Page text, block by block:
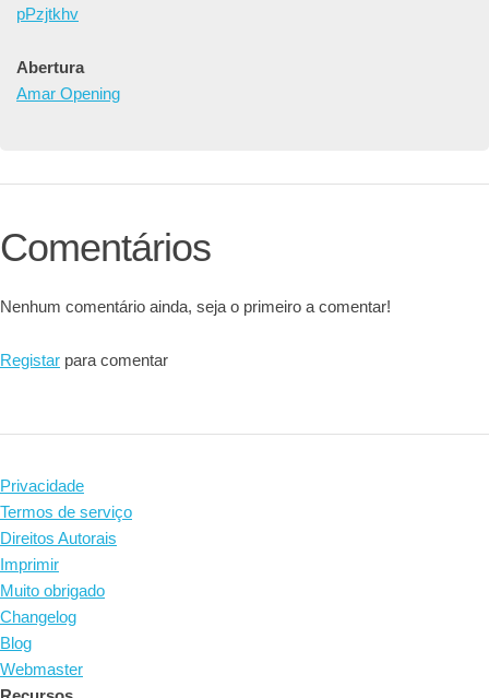
pPzjtkhv
Abertura
Amar Opening
Comentários
Nenhum comentário ainda, seja o primeiro a comentar!
Registar para comentar
Privacidade
Termos de serviço
Direitos Autorais
Imprimir
Muito obrigado
Changelog
Blog
Webmaster